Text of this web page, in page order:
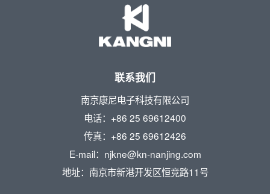
联系我们
南京康尼电子科技有限公司
电话：+86 25 69612400
传真：+86 25 69612426
E-mail：njkne@kn-nanjing.com
地址：南京市新港开发区恒竞路11号